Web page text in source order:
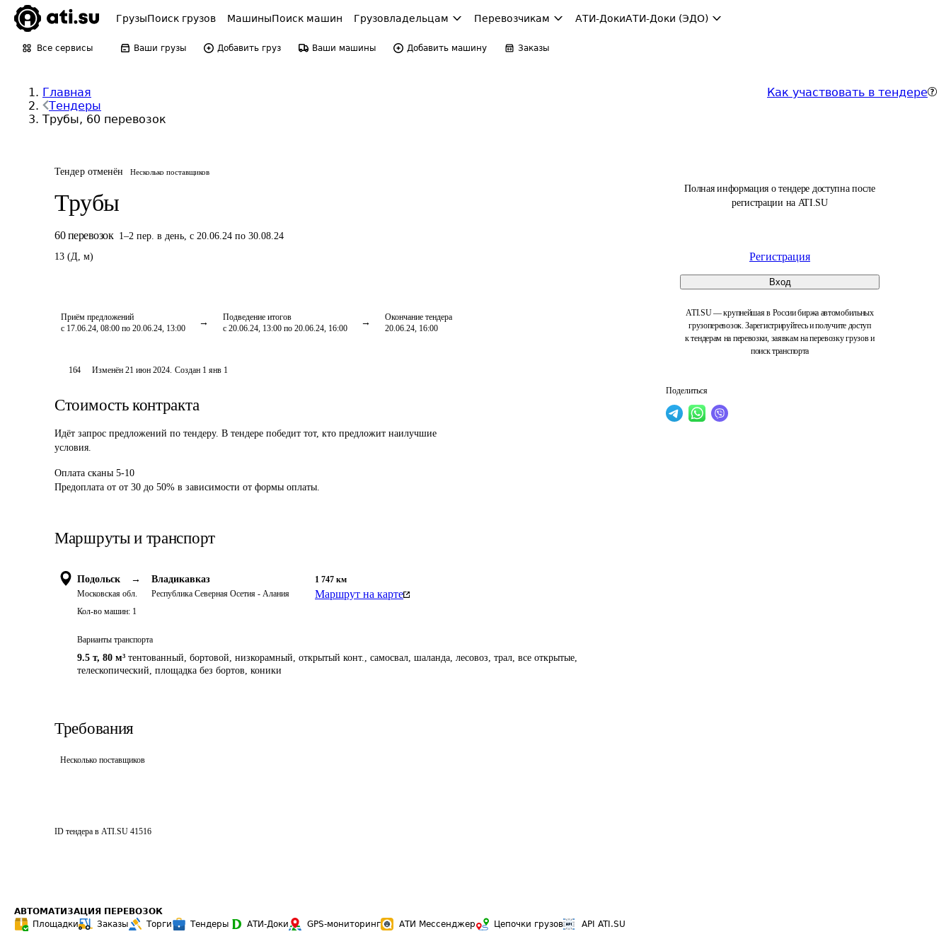
ГрузыПоиск грузов МашиныПоиск машин Грузовладельцам Перевозчикам АТИ-ДокиАТИ-Доки (ЭДО)
Все сервисы Ваши грузы Добавить груз Ваши машины Добавить машину Заказы
Главная
Тендеры
Трубы, 60 перевозок
Как участвовать в тендере
Тендер отменён Несколько поставщиков
Трубы
60 перевозок 1–2 пер. в день, с 20.06.24 по 30.08.24
13 (Д, м)
Приём предложений
с 17.06.24, 08:00 по 20.06.24, 13:00
Подведение итогов
с 20.06.24, 13:00 по 20.06.24, 16:00
Окончание тендера
20.06.24, 16:00
Полная информация о тендере доступна после
регистрации на ATI.SU
Регистрация
Вход
ATI.SU — крупнейшая в России биржа автомобильных
грузоперевозок. Зарегистрируйтесь и получите доступ
к тендерам на перевозки, заявкам на перевозку грузов и
поиск транспорта
Поделиться
164 Изменён21 июн 2024. Создан 1 янв 1
Стоимость контракта
Идёт запрос предложений по тендеру. В тендере победит тот, кто предложит наилучшие
условия.
Оплата сканы 5-10
Предоплата от от 30 до 50% в зависимости от формы оплаты.
Маршруты и транспорт
Подольск →
Московская обл.
Владикавказ
Республика Северная Осетия - Алания
1 747 км
Маршрут на карте
Кол-во машин: 1
Варианты транспорта
9.5 т, 80 м³ тентованный, бортовой, низкорамный, открытый конт., самосвал, шаланда, лесовоз, трал, все открытые,
телескопический, площадка без бортов, коники
Требования
Несколько поставщиков
ID тендера в ATI.SU 41516
АВТОМАТИЗАЦИЯ ПЕРЕВОЗОК
Площадки
Заказы Торги Тендеры АТИ-Доки GPS-мониторинг АТИ Мессенджер Цепочки грузов API ATI.SU